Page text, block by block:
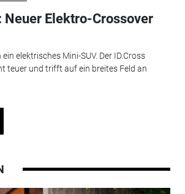
Neuer Elektro-Crossover
elektrisches Mini-SUV. Der ID.Cross
teuer und trifft auf ein breites Feld an